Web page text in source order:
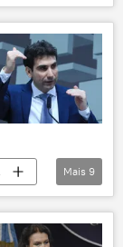
Mais 9